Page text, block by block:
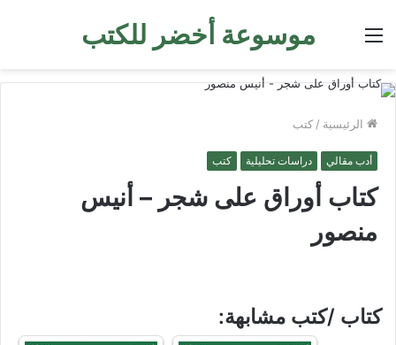
موسوعة أخضر للكتب القائمة
الرئيسية / كتب
أدب مقالي دراسات تحليلية كتب
كتاب أوراق على شجر – أنيس
منصور
كتاب /كتب مشابهة: